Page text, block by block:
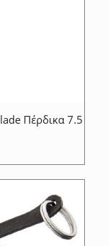
Πέρδικα 7.5